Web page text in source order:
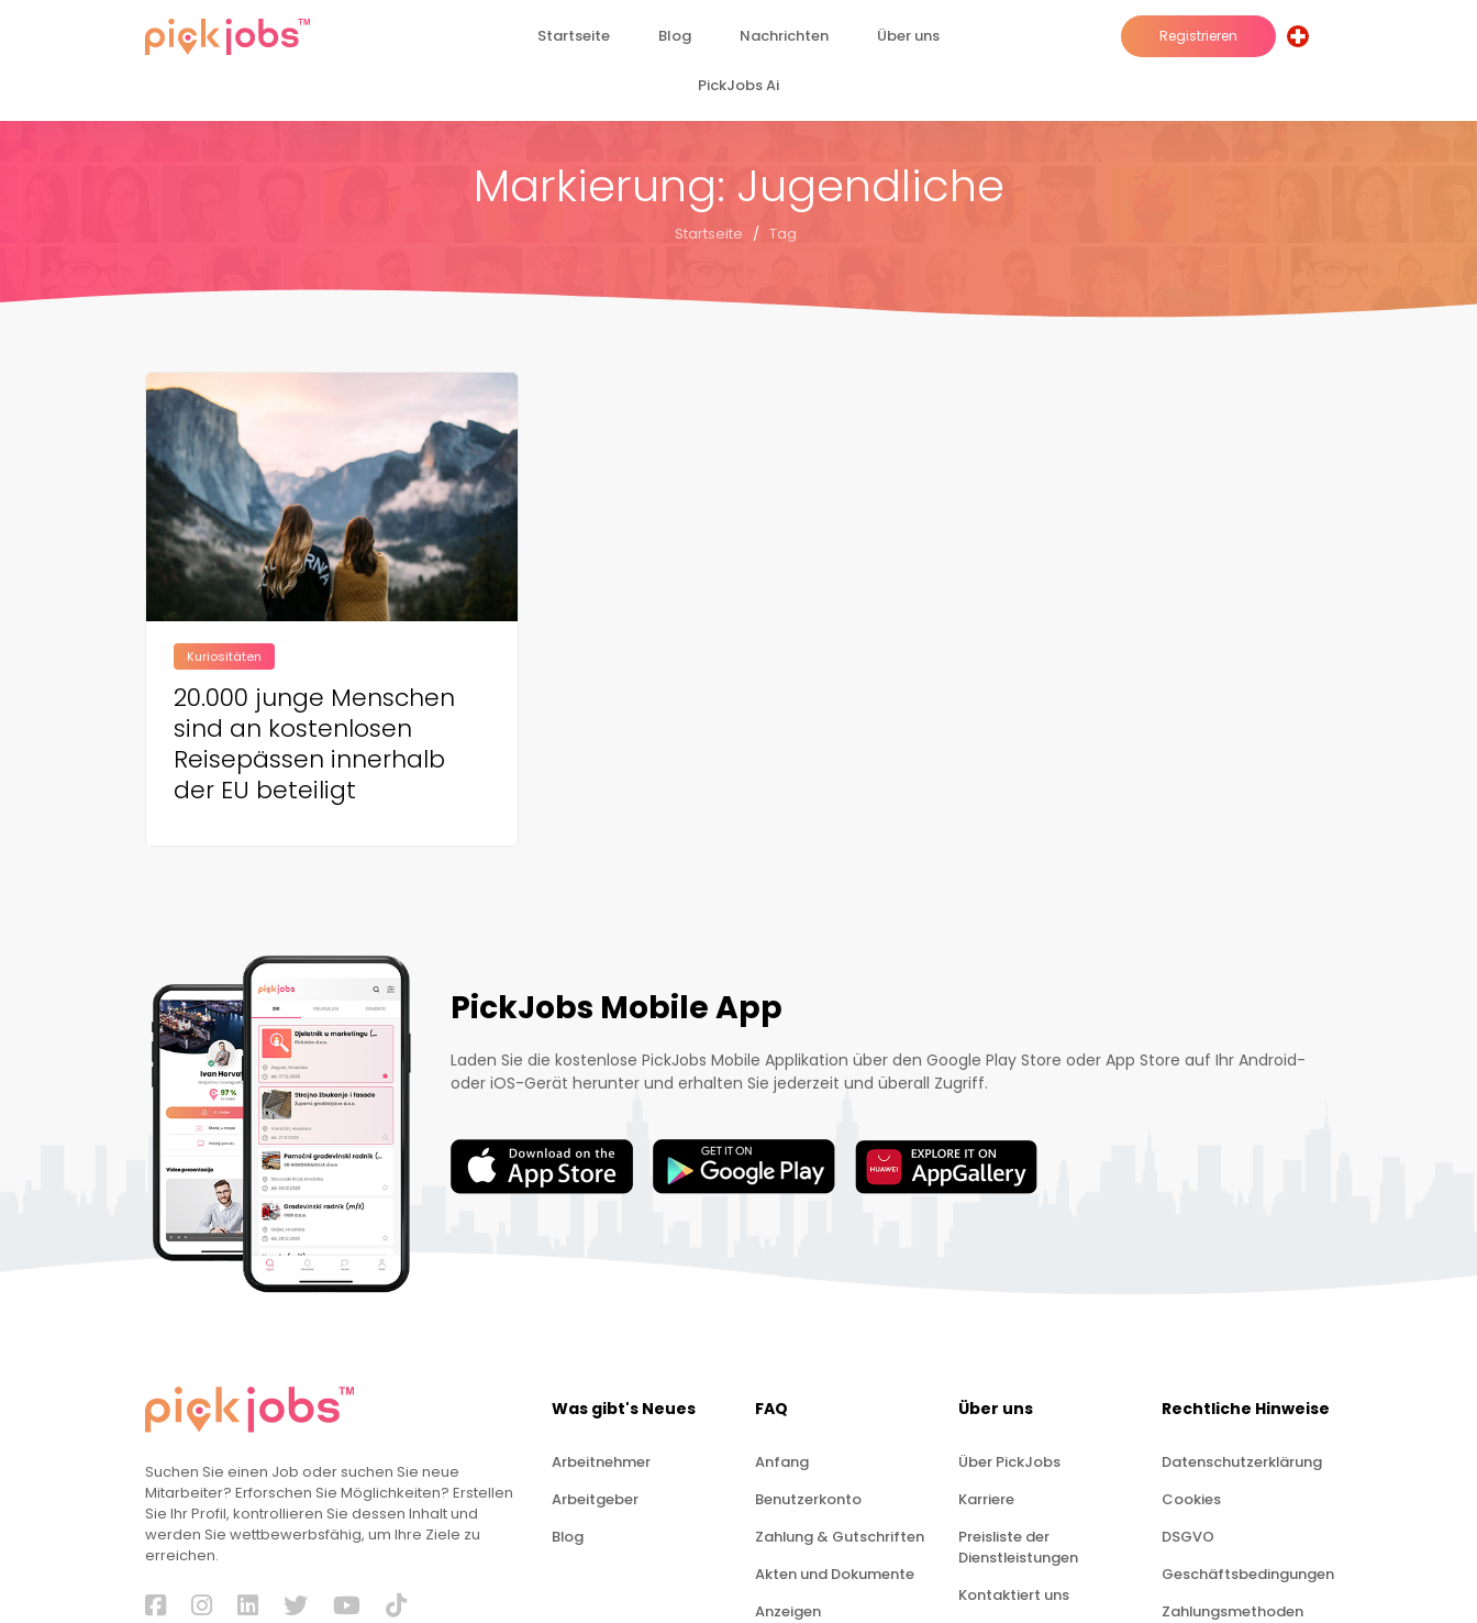
Startseite Blog Nachrichten Über uns
PickJobs Ai
Registrieren
Markierung: Jugendliche
Startseite / Tag
Kuriositäten
20.000 junge Menschen
sind an kostenlosen
Reisepässen innerhalb
der EU beteiligt
PickJobs Mobile App
Laden Sie die kostenlose PickJobs Mobile Applikation über den Google Play Store oder App Store auf Ihr Android-
oder iOS-Gerät herunter und erhalten Sie jederzeit und überall Zugriff.
Suchen Sie einen Job oder suchen Sie neue
Mitarbeiter? Erforschen Sie Möglichkeiten? Erstellen
Sie Ihr Profil, kontrollieren Sie dessen Inhalt und
werden Sie wettbewerbsfähig, um Ihre Ziele zu
erreichen.
Was gibt's Neues
Arbeitnehmer
Arbeitgeber
Blog
FAQ
Anfang
Benutzerkonto
Zahlung & Gutschriften
Akten und Dokumente
Anzeigen
Über uns
Über PickJobs
Karriere
Preisliste der
Dienstleistungen
Kontaktiert uns
Rechtliche Hinweise
Datenschutzerklärung
Cookies
DSGVO
Geschäftsbedingungen
Zahlungsmethoden